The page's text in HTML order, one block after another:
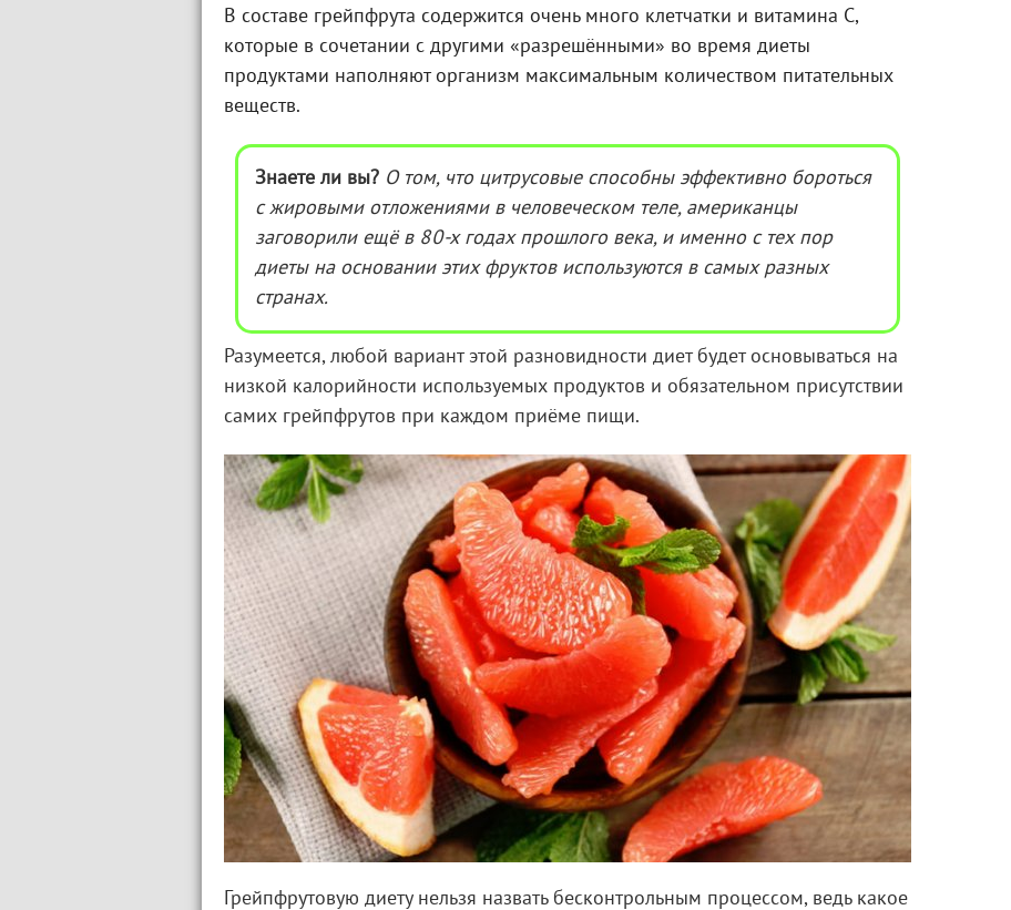
В составе грейпфрута содержится очень много клетчатки и витамина С,
которые в сочетании с другими «разрешёнными» во время диеты
продуктами наполняют организм максимальным количеством питательных
веществ.
Знаете ли вы? О том, что цитрусовые способны эффективно бороться
с жировыми отложениями в человеческом теле, американцы
заговорили ещё в 80-х годах прошлого века, и именно с тех пор
диеты на основании этих фруктов используются в самых разных
странах.
Разумеется, любой вариант этой разновидности диет будет основываться на
низкой калорийности используемых продуктов и обязательном присутствии
самих грейпфрутов при каждом приёме пищи.
Грейпфрутовую диету нельзя назвать бесконтрольным процессом, ведь какое